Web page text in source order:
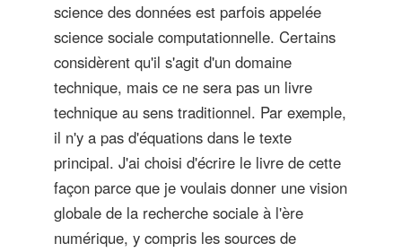
science des données est parfois appelée
science sociale computationnelle. Certains
considèrent qu'il s'agit d'un domaine
technique, mais ce ne sera pas un livre
technique au sens traditionnel. Par exemple,
il n'y a pas d'équations dans le texte
principal. J'ai choisi d'écrire le livre de cette
façon parce que je voulais donner une vision
globale de la recherche sociale à l'ère
numérique, y compris les sources de